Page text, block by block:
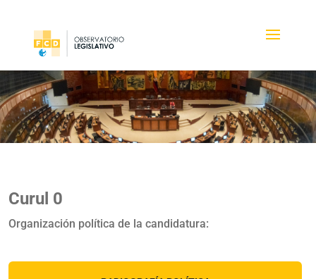
Curul 0
Organización política de la candidatura: